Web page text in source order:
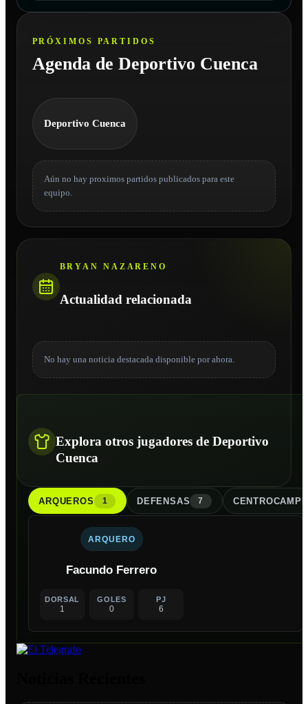
PRÓXIMOS PARTIDOS
Agenda de Deportivo Cuenca
Deportivo Cuenca
Aún no hay proximos partidos publicados para este
equipo.
BRYAN NAZARENO
Actualidad relacionada
No hay una noticia destacada disponible por ahora.
Explora otros jugadores de Deportivo
Cuenca
ARQUEROS 1 DEFENSAS 7
ARQUERO
Facundo Ferrero
DORSAL
1
GOLES
0
PJ
6